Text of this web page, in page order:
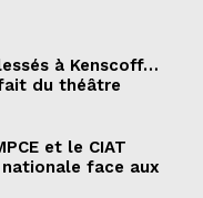
à Kenscoff…
du théâtre
et le CIAT
face aux